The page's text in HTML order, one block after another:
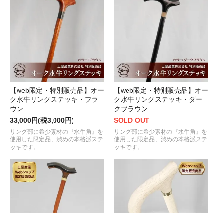
【web限定・特別販売品】オー
ク水牛リングステッキ・ブラ
ウン
33,000円(税3,000円)
リング部に希少素材の『水牛角』を
使用した限定品、渋めの本格派ステ
ッキです。
【web限定・特別販売品】オー
ク水牛リングステッキ・ダー
クブラウン
SOLD OUT
リング部に希少素材の『水牛角』を
使用した限定品、渋めの本格派ステ
ッキです。